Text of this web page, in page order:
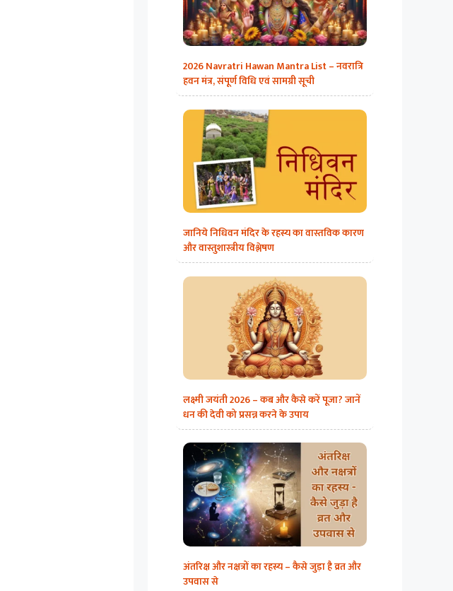
2026 Navratri Hawan Mantra List – नवरात्रि
हवन मंत्र, संपूर्ण विधि एवं सामग्री सूची
जानिये निधिवन मंदिर के रहस्य का वास्तविक कारण
और वास्तुशास्त्रीय विश्लेषण
लक्ष्मी जयंती 2026 – कब और कैसे करें पूजा? जानें
धन की देवी को प्रसन्न करने के उपाय
अंतरिक्ष और नक्षत्रों का रहस्य – कैसे जुड़ा है व्रत और
उपवास से